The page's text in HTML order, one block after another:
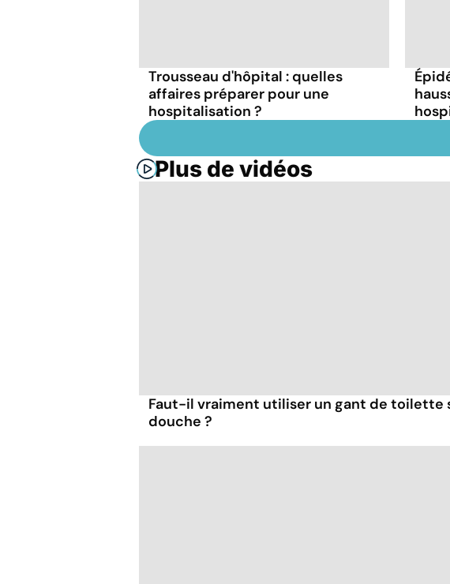
Trousseau d'hôpital : quelles
affaires préparer pour une
hospitalisation ?
Plus de vidéos
Faut-il vraiment utiliser un gant de toilette
douche ?